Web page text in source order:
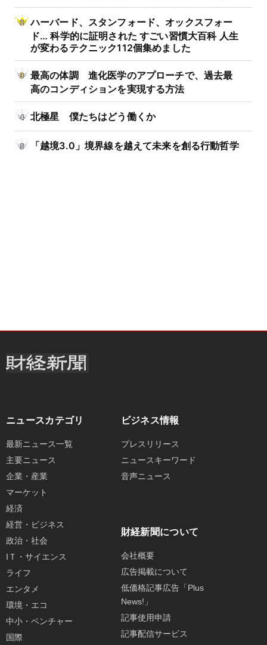
ハーバード、スタンフォード、オックスフォー
ド… 科学的に証明された すごい習慣大百科 人生
が変わるテクニック112個集めました
最高の体調 進化医学のアプローチで、過去最
高のコンディションを実現する方法
北極星 僕たちはどう働くか
「越境3.0」境界線を越えて未来を創る行動哲学
ニュースカテゴリ
最新ニュース一覧
主要ニュース
企業・産業
マーケット
経済
経営・ビジネス
政治・社会
IＴ・サイエンス
ライフ
エンタメ
環境・エコ
中小・ベンチャー
国際
ビジネス情報
プレスリリース
ニュースキーワード
音声ニュース
財経新聞について
会社概要
広告掲載について
低価格記事広告「Plus
News!」
記事使用申請
記事配信サービス